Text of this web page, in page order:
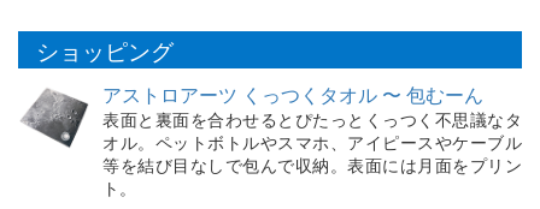
ショッピング
アストロアーツ くっつくタオル 〜 包むーん
表面と裏面を合わせるとぴたっとくっつく不思議なタ
オル。ペットボトルやスマホ、アイピースやケーブル
等を結び目なしで包んで収納。表面には月面をプリン
ト。